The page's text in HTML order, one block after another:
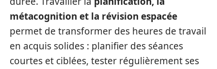
métacognition et la révision espacée
permet de transformer des heures de travail
en acquis solides : planifier des séances
courtes et ciblées, tester régulièrement ses